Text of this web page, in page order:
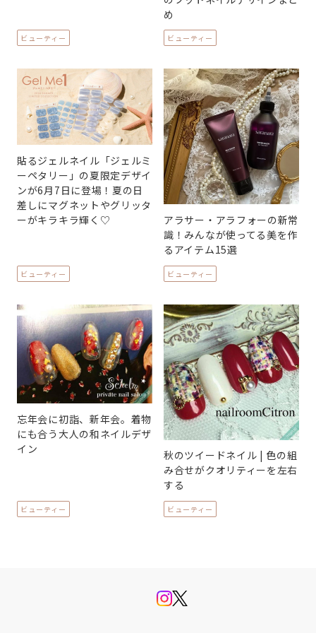
ビューティー
め
ビューティー
貼るジェルネイル「ジェルミ
ーペタリー」の夏限定デザイ
ンが6月7日に登場！夏の日
差しにマグネットやグリッタ
ーがキラキラ輝く♡
ビューティー
アラサー・アラフォーの新常
識！みんなが使ってる美を作
るアイテム15選
ビューティー
忘年会に初詣、新年会。着物
にも合う大人の和ネイルデザ
イン
ビューティー
秋のツイードネイル | 色の組
み合せがクオリティーを左右
する
ビューティー